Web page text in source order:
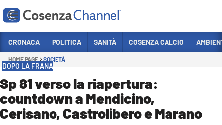
Sezioni
POLITICA
COSENZA CALCIO
CRONACA POLITICA SANITÀ COSENZA CALCIO
HOME PAGE SOCIETÀ
DOPO LA FRANA
Sp 81 verso la riapertura:
countdown a Mendicino,
Cerisano, Castrolibero e Marano